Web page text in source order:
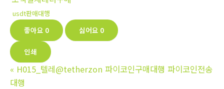
usdt판매대행
좋아요 0 싫어요 0
인쇄
« H015_텔레@tetherzon 파이코인구매대행 파이코인전송
대행